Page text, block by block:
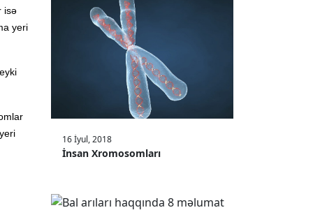
isə
yeri
16 İyul, 2018
İnsan Xromosomları